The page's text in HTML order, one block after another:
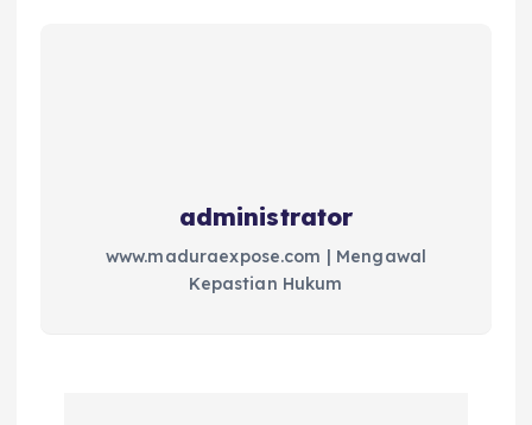
administrator
www.maduraexpose.com | Mengawal
Kepastian Hukum